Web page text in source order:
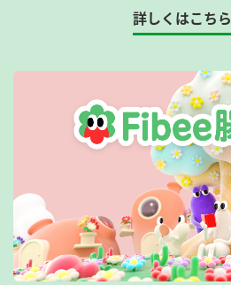
詳しくはこちら